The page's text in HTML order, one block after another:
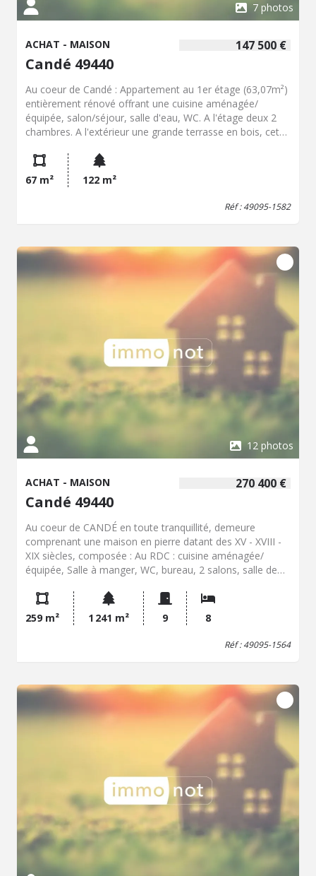
7 photos
147 500 €
ACHAT - MAISON
Candé 49440
Au coeur de Candé : Appartement au 1er étage (63,07m²)
entièrement rénové offrant une cuisine aménagée/
équipée, salon/séjour, salle d'eau, WC. A l'étage deux 2
chambres. A l'extérieur une grande terrasse en bois, cet
local à poubelles. Locataires en place loyer mensuel 585
€. Au rez-de-chaussée : Un local commercial loué (68 m²)
loyer : 410 €/mois, une pièce, cuisine aménagée, WC,
cave, terrasse couverte. Chaque bien dispose de ses
67 m² 122 m²
Réf : 49095-1582
12 photos
270 400 €
ACHAT - MAISON
Candé 49440
Au coeur de CANDÉ en toute tranquillité, demeure
comprenant une maison en pierre datant des XV - XVIII -
XIX siècles, composée : Au RDC : cuisine aménagée/
équipée, Salle à manger, WC, bureau, 2 salons, salle de
et cabinet de toilettes. Au 2ème étage : 2 greniers. A
l'extérieur : - Une dépendance offrant : Au RDC : Une
pièce, salon, cuisine, salle de bains et WC, garage. 1er
étage : 1 chambre et 3 greniers. - Un parc de 1 241 m²
259 m² 1 241 m² 9 8
Réf : 49095-1564